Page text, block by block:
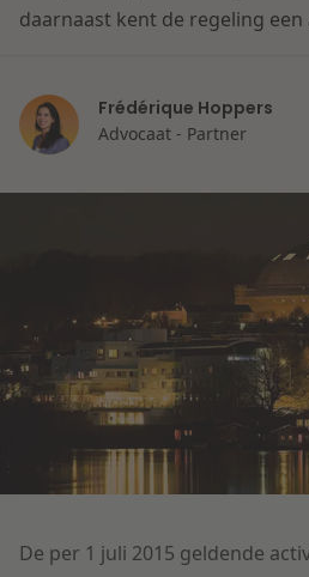
Overheid & Omgeving
Aanbesteding &
Litigation
Onderwijs
Dichtbij de wendbare
daarnaast kent de regeling een
Frédérique Hoppers
Advocaat - Partner
De per 1 juli 2015 geldende